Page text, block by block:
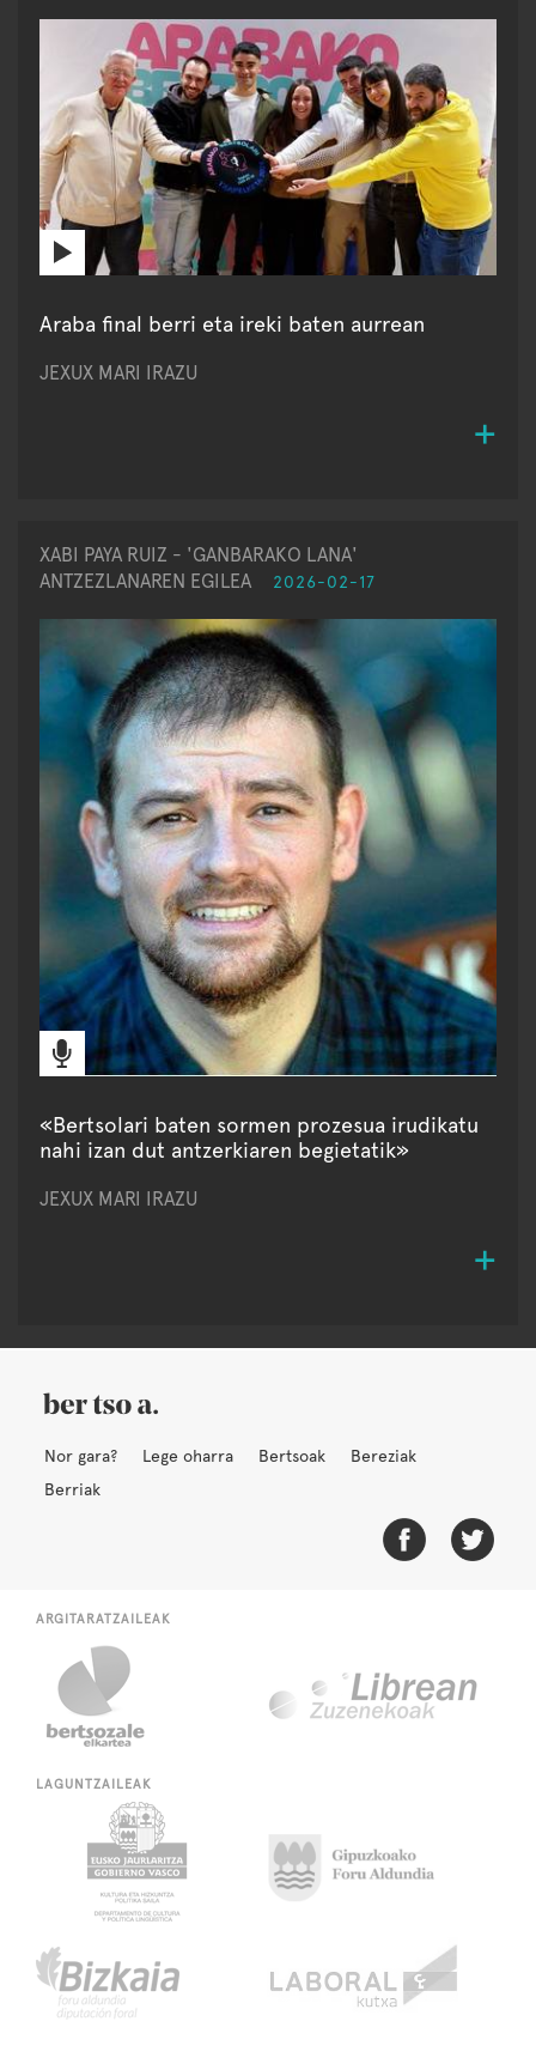
Araba final berri eta ireki baten aurrean
JEXUX MARI IRAZU
XABI PAYA RUIZ - 'GANBARAKO LANA'
ANTZEZLANAREN EGILEA
2026-02-17
«Bertsolari baten sormen prozesua irudikatu
nahi izan dut antzerkiaren begietatik»
JEXUX MARI IRAZU
Nor gara? Lege oharra Bertsoak
Bereziak
Berriak
ARGITARATZAILEAK
LAGUNTZAILEAK